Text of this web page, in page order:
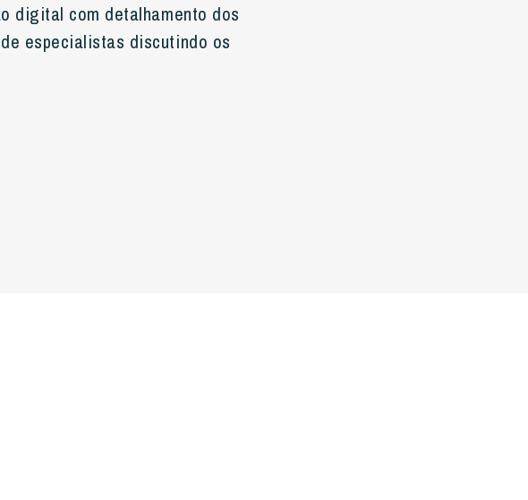
digital com detalhamento dos
especialistas discutindo os